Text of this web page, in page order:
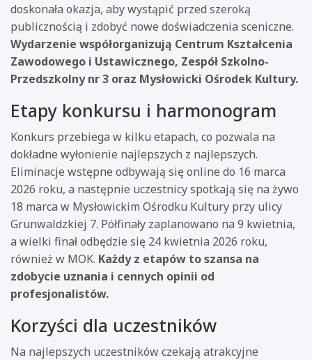
doskonała okazja, aby wystąpić przed szeroką
publicznością i zdobyć nowe doświadczenia sceniczne.
Wydarzenie współorganizują Centrum Kształcenia
Zawodowego i Ustawicznego, Zespół Szkolno-
Przedszkolny nr 3 oraz Mysłowicki Ośrodek Kultury.
Etapy konkursu i harmonogram
Konkurs przebiega w kilku etapach, co pozwala na
dokładne wyłonienie najlepszych z najlepszych.
Eliminacje wstępne odbywają się online do 16 marca
2026 roku, a następnie uczestnicy spotkają się na żywo
18 marca w Mysłowickim Ośrodku Kultury przy ulicy
Grunwaldzkiej 7. Półfinały zaplanowano na 9 kwietnia,
a wielki finał odbędzie się 24 kwietnia 2026 roku,
również w MOK. Każdy z etapów to szansa na
zdobycie uznania i cennych opinii od
profesjonalistów.
Korzyści dla uczestników
Na najlepszych uczestników czekają atrakcyjne